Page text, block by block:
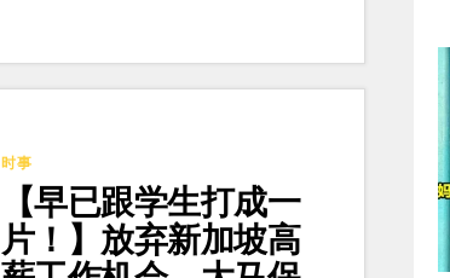
时事
【早已跟学生打成一
片！】放弃新加坡高